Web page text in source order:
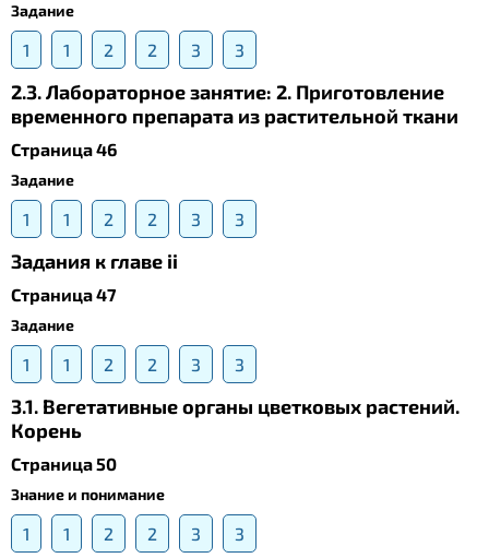
Задание
1 1 2 2 3 3
2.3. Лабораторное занятие: 2. Приготовление
временного препарата из растительной ткани
Страница 46
Задание
1 1 2 2 3 3
Задания к главе ii
Страница 47
Задание
1 1 2 2 3 3
3.1. Вегетативные органы цветковых растений.
Корень
Страница 50
Знание и понимание
1 1 2 2 3 3